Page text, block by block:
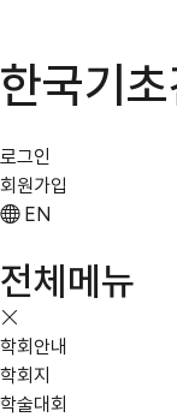
한국기
로그인
회원가입
EN
전체메뉴
학회안내
학회지
학술대회